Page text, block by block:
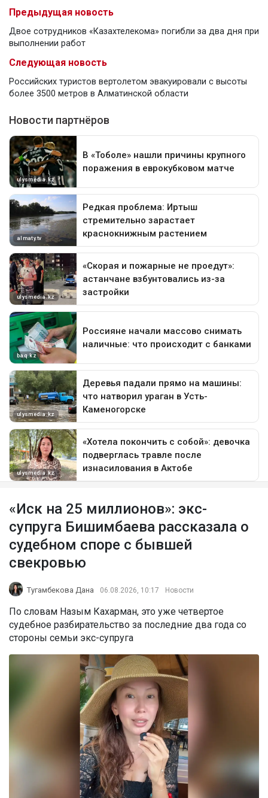
Предыдущая новость
Двое сотрудников «Казахтелекома» погибли за два дня при
выполнении работ
Следующая новость
Российских туристов вертолетом эвакуировали с высоты
более 3500 метров в Алматинской области
«Иск на 25 миллионов»: экс-
супруга Бишимбаева рассказала о
судебном споре с бывшей
свекровью
Тугамбекова Дана 06.08.2026, 10:17 Новости
По словам Назым Кахарман, это уже четвертое
судебное разбирательство за последние два года со
стороны семьи экс-супруга